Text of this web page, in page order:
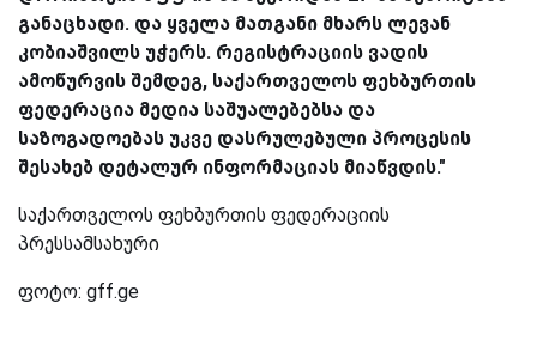
განაცხადი. და ყველა მათგანი მხარს ლევან
კობიაშვილს უჭერს. რეგისტრაციის ვადის
ამოწურვის შემდეგ, საქართველოს ფეხბურთის
ფედერაცია მედია საშუალებებსა და
საზოგადოებას უკვე დასრულებული პროცესის
შესახებ დეტალურ ინფორმაციას მიაწვდის."
საქართველოს ფეხბურთის ფედერაციის
პრესსამსახური
ფოტო: gff.ge